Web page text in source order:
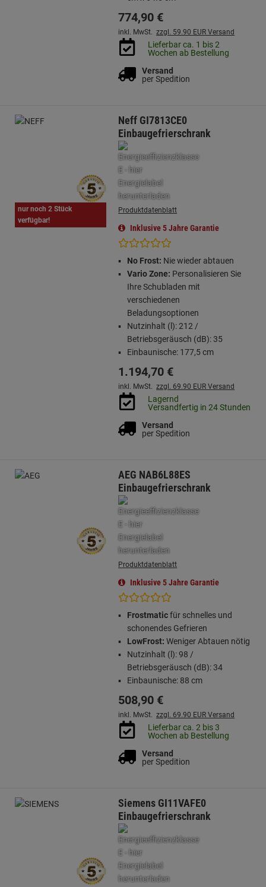
774,90 €
inkl. MwSt. zzgl. 59.90 EUR Versand
Lieferbar ca. 1 bis 2
Wochen ab Bestellung
Versand
per Spedition
nur noch 2 Stück
verfügbar!
Neff GI7813CE0
Einbaugefrierschrank
Produktdatenblatt
Inklusive 5 Jahre Garantie
No Frost: Nie wieder abtauen
Vario Zone: Personalisieren Sie
Ihre Schubladen mit
verschiedenen
Beladungsoptionen
Nutzinhalt (l): 212 /
Betriebsgeräusch (dB): 35
Einbaunische: 177,5 cm
1.194,70 €
inkl. MwSt. zzgl. 69.90 EUR Versand
Lagernd
Versandfertig in 24 Stunden
Versand
per Spedition
AEG NAB6L88ES
Einbaugefrierschrank
Produktdatenblatt
Inklusive 5 Jahre Garantie
Frostmaticfür schnelles und
schonendes Gefrieren
LowFrost:Weniger Abtauen nötig
Nutzinhalt (l): 98 /
Betriebsgeräusch (dB): 34
Einbaunische: 88 cm
508,90 €
inkl. MwSt. zzgl. 69.90 EUR Versand
Lieferbar ca. 2 bis 3
Wochen ab Bestellung
Versand
per Spedition
Siemens GI11VAFE0
Einbaugefrierschrank